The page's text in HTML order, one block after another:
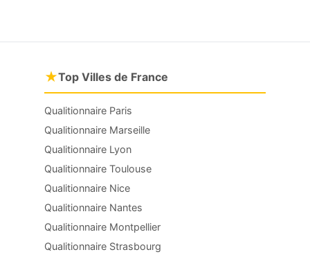
★Top Villes de France
Qualitionnaire Paris
Qualitionnaire Marseille
Qualitionnaire Lyon
Qualitionnaire Toulouse
Qualitionnaire Nice
Qualitionnaire Nantes
Qualitionnaire Montpellier
Qualitionnaire Strasbourg